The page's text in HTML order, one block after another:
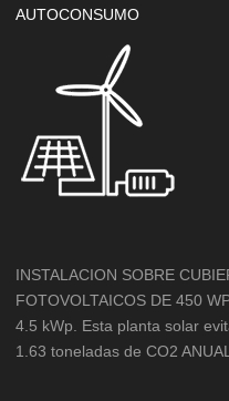
AUTOCONSUMO
INSTALACION SOBRE
FOTOVOLTAICOS DE 450
4.5 kWp. Esta planta solar
1.63 toneladas de CO2